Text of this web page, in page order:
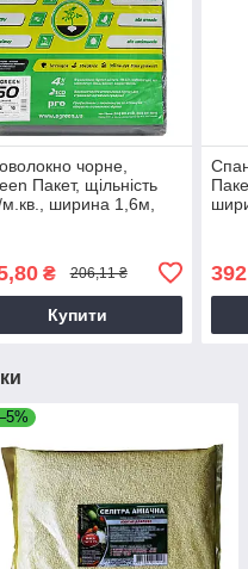
чорне,
Пакет, щільність
м.кв., ширина 1,6м,
₴ 206,11 ₴
Купити